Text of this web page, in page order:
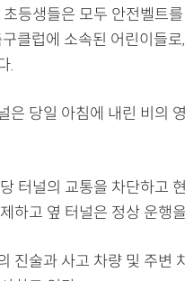
등생들은 모두 안전벨트
클럽에 소속된 어린이들
.
은 당일 아침에 내린 비의
터널의 교통을 차단하고
하고 옆 터널은 정상 운행
진술과 사고 차량 및 주변